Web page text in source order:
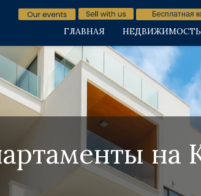
Бесплатная
ГЛАВНАЯ НЕДВИЖИМОСТЬ
на